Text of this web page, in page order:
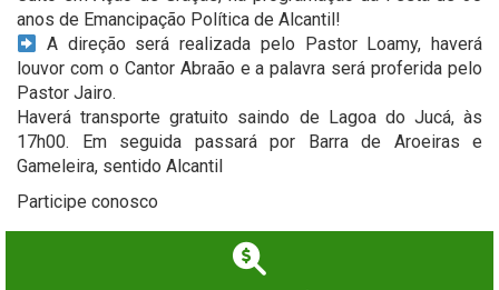
anos de Emancipação Política de Alcantil!
A direção será realizada pelo Pastor Loamy, haverá
louvor com o Cantor Abraão e a palavra será proferida pelo
Pastor Jairo.
Haverá transporte gratuito saindo de Lagoa do Jucá, às
17h00. Em seguida passará por Barra de Aroeiras e
Gameleira, sentido Alcantil
Participe conosco